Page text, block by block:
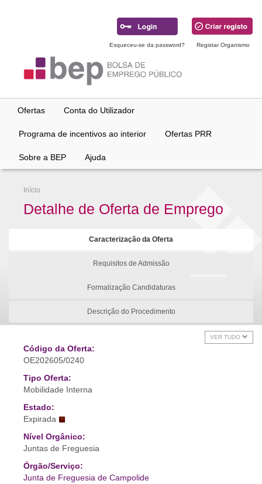
Esqueceu-se da password? Registar Organismo
Ofertas Conta do Utilizador
Programa de incentivos ao interior Ofertas PRR
Sobre a BEP Ajuda
Início
Detalhe de Oferta de Emprego
Caracterização da Oferta
Requisitos de Admissão
Formalização Candidaturas
Descrição do Procedimento
VER TUDO
Código da Oferta:
OE202605/0240
Tipo Oferta:
Mobilidade Interna
Estado:
Expirada
Nível Orgânico:
Juntas de Freguesia
Órgão/Serviço:
Junta de Freguesia de Campolide